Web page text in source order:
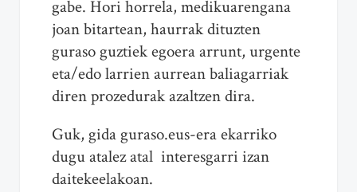
gabe. Hori horrela, medikuarengana
joan bitartean, haurrak dituzten
guraso guztiek egoera arrunt, urgente
eta/edo larrien aurrean baliagarriak
diren prozedurak azaltzen dira.
Guk, gida guraso.eus-era ekarriko
dugu atalez atal interesgarri izan
daitekeelakoan.